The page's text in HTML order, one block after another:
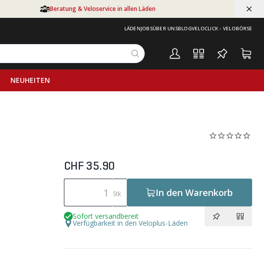
Beratung & Veloservice in allen Läden
LÄDENJOBSÜBER UNSBLOGVELOCLICK - VELOBÖRSE
NEUHEITEN
CHF 35.90
Stk In den Warenkorb
Sofort versandbereit
Verfügbarkeit in den Veloplus-Läden